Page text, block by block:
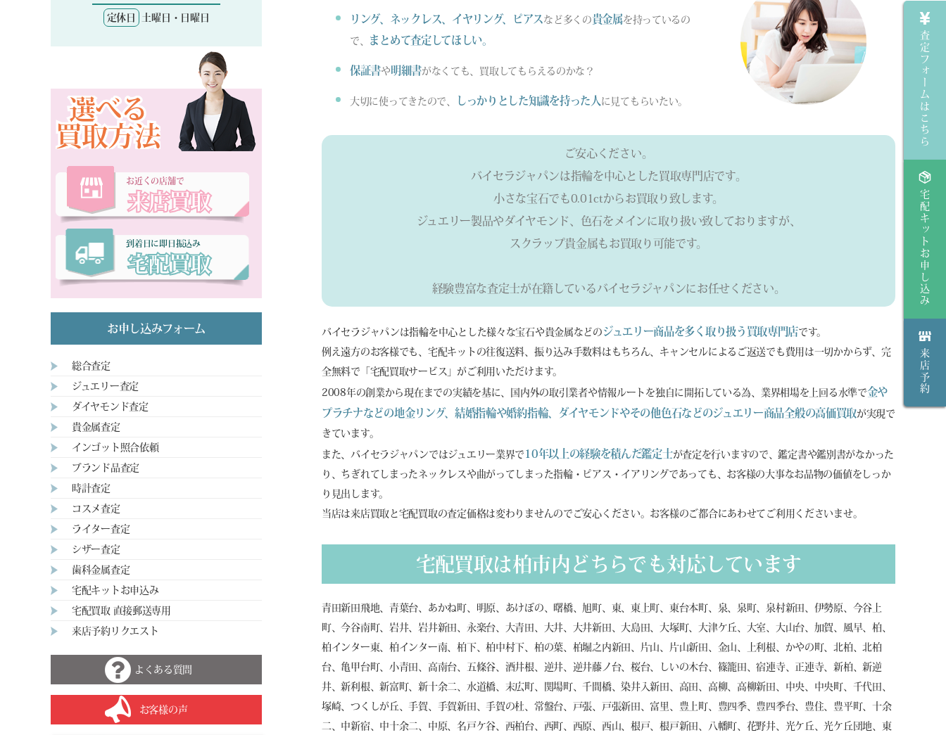
リング、ネックレス、イヤリング、ピアスなど多くの貴金属を持っているの
で、 まとめて査定してほしい。
保証書や 明細書がなくても、買取してもらえるのかな？
大切に使ってきたので、 しっかりとした知識を持った人 に見てもらいたい。
ご安心ください。
バイセラジャパンは指輪を中心とした買取専門店です。
小さな宝石でも0.01ctからお買取り致します。
ジュエリー製品やダイヤモンド、色石をメインに取り扱い致しておりますが、
スクラップ貴金属もお買取り可能です。
経験豊富な査定士が在籍しているバイセラジャパンにお任せください。
バイセラジャパンは指輪を中心とした様々な宝石や貴金属などの ジュエリー商品を多く取り扱う買取専門店です。
例え遠方のお客様でも、宅配キットの往復送料、振り込み手数料はもちろん、キャンセルによるご返送でも費用は一切かからず、完
全無料で「宅配買取サービス」がご利用いただけます。
2008年の創業から現在までの実績を基に、国内外の取引業者や情報ルートを独自に開拓している為、業界相場を上回る水準で金や
プラチナなどの地金リング、結婚指輪や婚約指輪、ダイヤモンドやその他色石などのジュエリー商品全般の高価買取が実現で
きています。
また、バイセラジャパンではジュエリー業界で 10年以上の経験を積んだ鑑定士が査定を行いますので、鑑定書や鑑別書がなかった
り、ちぎれてしまったネックレスや曲がってしまった指輪・ピアス・イアリングであっても、お客様の大事なお品物の価値をしっか
り見出します。
当店は来店買取と宅配買取の査定価格は変わりませんのでご安心ください。お客様のご都合にあわせてご利用くださいませ。
宅配買取は柏市内どちらでも対応しています
青田新田飛地、青葉台、あかね町、明原、あけぼの、曙橋、旭町、東、東上町、東台本町、泉、泉町、泉村新田、伊勢原、今谷上
町、今谷南町、岩井、岩井新田、永楽台、大青田、大井、大井新田、大島田、大塚町、大津ケ丘、大室、大山台、加賀、風早、柏、
柏インター東、柏インター南、柏下、柏中村下、柏の葉、柏堀之内新田、片山、片山新田、金山、上利根、かやの町、北柏、北柏
台、亀甲台町、小青田、高南台、五條谷、酒井根、逆井、逆井藤ノ台、桜台、しいの木台、篠籠田、宿連寺、正連寺、新柏、新逆
井、新利根、新富町、新十余二、水道橋、末広町、関場町、千間橋、染井入新田、高田、高柳、高柳新田、中央、中央町、千代田、
塚崎、つくしが丘、手賀、手賀新田、手賀の杜、常盤台、戸張、戸張新田、富里、豊上町、豊四季、豊四季台、豊住、豊平町、十余
二、中新宿、中十余二、中原、名戸ケ谷、西柏台、西町、西原、西山、根戸、根戸新田、八幡町、花野井、光ケ丘、光ケ丘団地、東
定休日 土曜日・日曜日
選べる
買取方法
お近くの店舗で
来店買取
到着日に即日振込み
宅配買取
お申し込みフォーム
総合査定
ジュエリー査定
ダイヤモンド査定
貴金属査定
インゴット照合依頼
ブランド品査定
時計査定
コスメ査定
ライター査定
シザー査定
歯科金属査定
宅配キットお申込み
宅配買取 直接郵送専用
来店予約リクエスト
よくある質問
お客様の声
査定フォームはこちら
宅配キットお申し込み
来店予約